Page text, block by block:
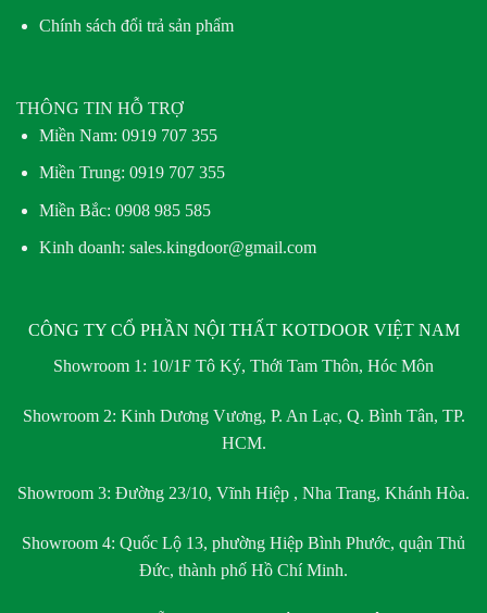
Chính sách đổi trả sản phẩm
THÔNG TIN HỖ TRỢ
Miền Nam: 0919 707 355
Miền Trung: 0919 707 355
Miền Bắc: 0908 985 585
Kinh doanh: sales.kingdoor@gmail.com
CÔNG TY CỔ PHẦN NỘI THẤT KOTDOOR VIỆT NAM
Showroom 1: 10/1F Tô Ký, Thới Tam Thôn, Hóc Môn
Showroom 2: Kinh Dương Vương, P. An Lạc, Q. Bình Tân, TP.
HCM.
Showroom 3: Đường 23/10, Vĩnh Hiệp , Nha Trang, Khánh Hòa.
Showroom 4: Quốc Lộ 13, phường Hiệp Bình Phước, quận Thủ
Đức, thành phố Hồ Chí Minh.